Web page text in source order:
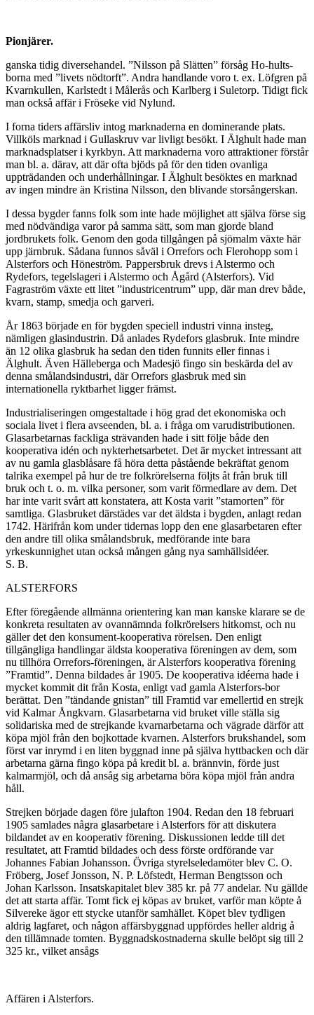
Pionjärer.
ganska tidig diversehandel. ”Nilsson på Slätten” försåg Ho-hults-
borna med ”livets nödtorft”. Andra handlande voro t. ex. Löfgren på
Kvarnkullen, Karlstedt i Målerås och Karlberg i Suletorp. Tidigt fick
man också affär i Fröseke vid Nylund.
I forna tiders affärsliv intog marknaderna en dominerande plats.
Villköls marknad i Gullaskruv var livligt besökt. I Älghult hade man
marknadsplatser i kyrkbyn. Att marknaderna voro attraktioner förstår
man bl. a. därav, att där ofta bjöds på för den tiden ovanliga
uppträdanden och underhållningar. I Älghult besöktes en marknad
av ingen mindre än Kristina Nilsson, den blivande storsångerskan.
I dessa bygder fanns folk som inte hade möjlighet att själva förse sig
med nödvändiga varor på samma sätt, som man gjorde bland
jordbrukets folk. Genom den goda tillgången på sjömalm växte här
upp järnbruk. Sådana funnos såväl i Orrefors och Flerohopp som i
Alsterfors och Höneström. Pappersbruk drevs i Alstermo och
Rydefors, tegelslageri i Alstermo och Ågård (Alsterfors). Vid
Fagraström växte ett litet ”industricentrum” upp, där man drev både,
kvarn, stamp, smedja och garveri.
År 1863 började en för bygden speciell industri vinna insteg,
nämligen glasindustrin. Då anlades Rydefors glasbruk. Inte mindre
än 12 olika glasbruk ha sedan den tiden funnits eller finnas i
Älghult. Även Hälleberga och Madesjö fingo sin beskärda del av
denna smålandsindustri, där Orrefors glasbruk med sin
internationella ryktbarhet ligger främst.
Industrialiseringen omgestaltade i hög grad det ekonomiska och
sociala livet i flera avseenden, bl. a. i fråga om varudistri­butionen.
Glasarbetarnas fackliga strävanden hade i sitt följe både den
kooperativa idén och nykterhetsarbetet. Det är mycket intressant att
av nu gamla glasblåsare få höra detta påstående bekräftat genom
talrika exempel på hur de tre folkrörelserna följts åt från bruk till
bruk och t. o. m. vilka personer, som varit förmedlare av dem. Det
har inte varit svårt att konstatera, att Kosta varit ”stamorten” för
samtliga. Glasbruket därstädes var det äldsta i bygden, anlagt redan
1742. Härifrån kom under tidernas lopp den ene glasarbetaren efter
den andre till olika smålandsbruk, medförande inte bara
yrkeskunnighet utan också mången gång nya samhällsidéer.
S. B.
ALSTERFORS
Efter föregående allmänna orientering kan man kanske kla­rare se de
konkreta resultaten av ovannämnda folkrörelsers hit­komst, och nu
gäller det den konsument-kooperativa rörelsen. Den enligt
tillgängliga handlingar äldsta kooperativa föreningen av dem, som
nu tillhöra Orrefors-föreningen, är Alsterfors kooperativa förening
”Framtid”. Denna bildades år 1905. De kooperativa idéerna hade i
mycket kommit dit från Kosta, enligt vad gamla Alsterfors-bor
berättat. Den ”tändande gnistan” till Framtid var emellertid en strejk
vid Kalmar Ångkvarn. Glasarbetarna vid bruket ville ställa sig
solidariska med de strejkande kvarnarbetarna och vägrade därför att
köpa mjöl från den bojkottade kvarnen. Alsterfors brukshandel, som
först var inrymd i en liten byggnad inne på själva hyttbacken och där
arbetarna gärna fingo köpa på kredit bl. a. brännvin, förde just
kalmarmjöl, och då ansåg sig arbetarna böra köpa mjöl från andra
håll.
Strejken började dagen före julafton 1904. Redan den 18 februari
1905 samlades några glasarbetare i Alsterfors för att diskutera
bildandet av en kooperativ förening. Diskussionen ledde till det
resultatet, att Framtid bildades och dess förste ordförande var
Johannes Fabian Johansson. Övriga styrelse­ledamöter blev C. O.
Fröberg, Josef Jonsson, N. P. Löfstedt, Herman Bengtsson och
Johan Karlsson. Insatskapitalet blev 385 kr. på 77 andelar. Nu gällde
det att starta affär. Tomt fick ej köpas av bruket, varför man köpte å
Silvereke ägor ett stycke utanför samhället. Köpet blev tydligen
aldrig lagfaret, och någon affärsbyggnad uppfördes heller aldrig å
den tillämnade tomten. Bygg­nadskostnaderna skulle belöpt sig till 2
325 kr., vilket ansågs
Affären i Alsterfors.